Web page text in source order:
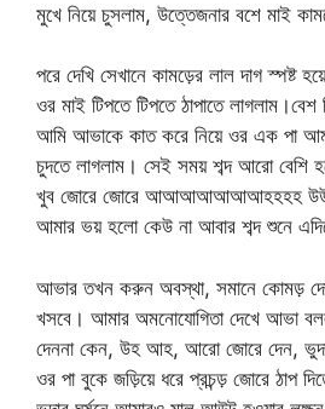
মুখে নিয়ে চুসলাম, উত্তেজনার বশে মাই
পরে দেখি সেখানে কামড়ের লাল দাগ স্পষ্ট
ওর মাই টিপতে টিপতে ঠাপাতে
আমি আভাকে কাত করে নিয়ে ওর এক পা
চুদতে লাগলাম। সেই সময় শব্দ আরো বেশি
খুব জোরে জোরে আআআআআআআহহহহ
আমার ভয় হলো কেউ না আবার শব্দ শুনে
আভার তখন করুন অবস্থা, সমানে কোমড়
খসবে। আমার অমনোযোগিতা দেখে আভা
দেননা কেন, উহ আহ, আরো জোরে দেন,
ওর পা বুকে জড়িয়ে ধরে প্রচন্ড় জোরে ঠাপ